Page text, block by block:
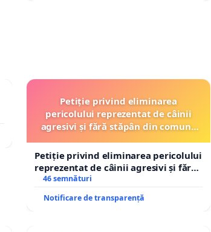
Petiție privind eliminarea
pericolului reprezentat de câinii
agresivi și fără stăpân din comuna
Petiție privind eliminarea pericolului
reprezentat de câinii agresivi și fără
stăpân din comuna Tunari
46 semnături
Notificare de transparență